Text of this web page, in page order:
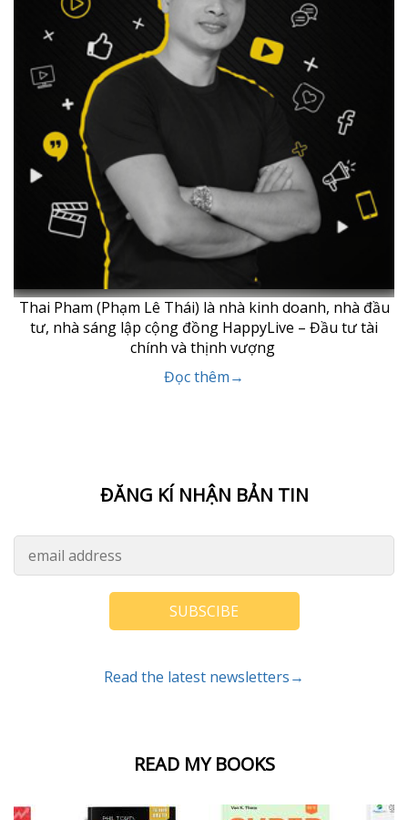
READ MY BOOKS
Thai Pham (Phạm Lê Thái) là nhà kinh doanh, nhà đầu
tư, nhà sáng lập cộng đồng HappyLive – Đầu tư tài
chính và thịnh vượng
Đọc thêm→
ĐĂNG KÍ NHẬN BẢN TIN
SUBSCIBE
Read the latest newsletters→